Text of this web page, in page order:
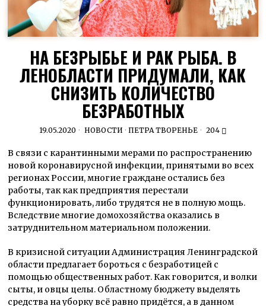
НА БЕЗРЫБЬЕ И РАК РЫБА. В
ЛЕНОБЛАСТИ ПРИДУМАЛИ, КАК
СНИЗИТЬ КОЛИЧЕСТВО
БЕЗРАБОТНЫХ
19.05.2020 НОВОСТИ · ПЕТРА ТВОРЕНЬЕ 204
В связи с карантинными мерами по распространению
новой коронавирусной инфекции, принятыми во всех
регионах России, многие граждане остались без
работы, так как предприятия перестали
функционировать, либо трудятся не в полную мощь.
Вследствие многие домохозяйства оказались в
затруднительном материальном положении.
В кризисной ситуации Администрация Ленинградской
области предлагает бороться с безработицей с
помощью общественных работ. Как говорится, и волки
сыты, и овцы целы. Областному бюджету выделять
средства на уборку всё равно придётся, а в данном